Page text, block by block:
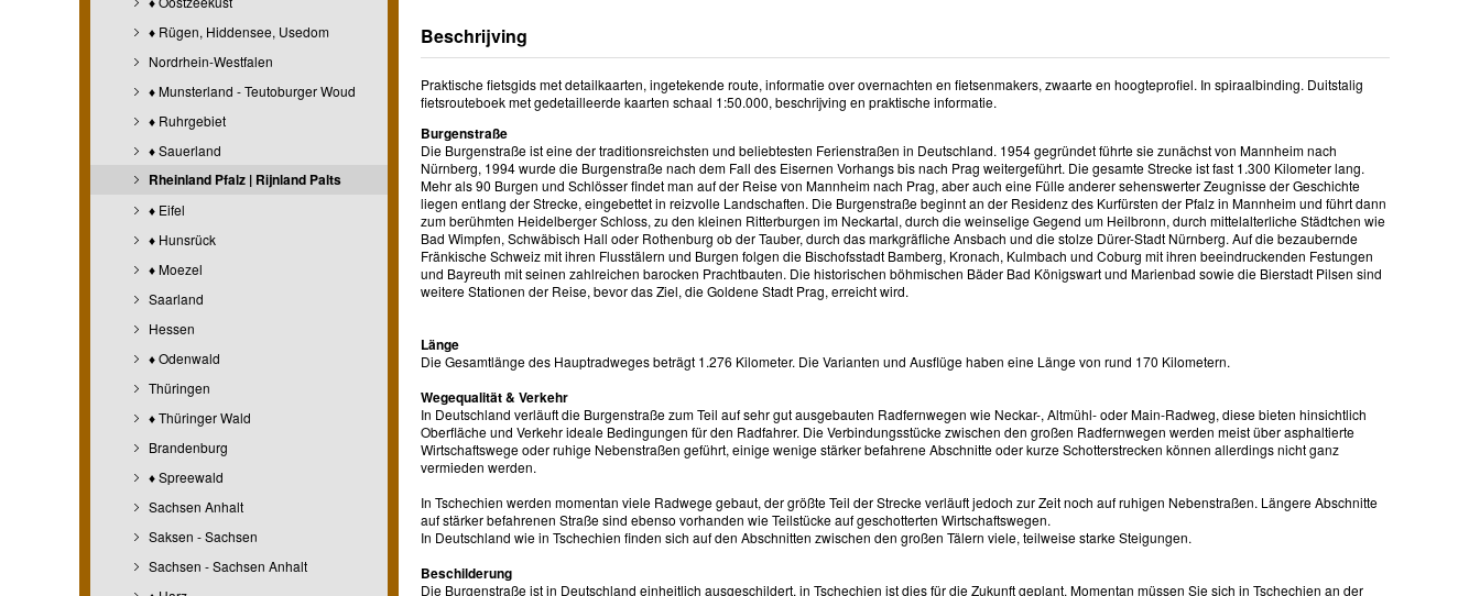
♦ Rügen, Hiddensee, Usedom
Nordrhein-Westfalen
♦ Munsterland - Teutoburger Woud
♦ Ruhrgebiet
♦ Sauerland
Rheinland Pfalz | Rijnland Palts
♦ Eifel
♦ Hunsrück
♦ Moezel
Saarland
Hessen
♦ Odenwald
Thüringen
♦ Thüringer Wald
Brandenburg
♦ Spreewald
Sachsen Anhalt
Saksen - Sachsen
Sachsen - Sachsen Anhalt
Beschrijving
Praktische fietsgids met detailkaarten, ingetekende route, informatie over overnachten en fietsenmakers, zwaarte en hoogteprofiel. In spiraalbinding. Duitstalig
fietsrouteboek met gedetailleerde kaarten schaal 1:50.000, beschrijving en praktische informatie.
Burgenstraße
Die Burgenstraße ist eine der traditionsreichsten und beliebtesten Ferienstraßen in Deutschland. 1954 gegründet führte sie zunächst von Mannheim nach
Nürnberg, 1994 wurde die Burgenstraße nach dem Fall des Eisernen Vorhangs bis nach Prag weitergeführt. Die gesamte Strecke ist fast 1.300 Kilometer lang.
Mehr als 90 Burgen und Schlösser findet man auf der Reise von Mannheim nach Prag, aber auch eine Fülle anderer sehenswerter Zeugnisse der Geschichte
liegen entlang der Strecke, eingebettet in reizvolle Landschaften. Die Burgenstraße beginnt an der Residenz des Kurfürsten der Pfalz in Mannheim und führt dann
zum berühmten Heidelberger Schloss, zu den kleinen Ritterburgen im Neckartal, durch die weinselige Gegend um Heilbronn, durch mittelalterliche Städtchen wie
Bad Wimpfen, Schwäbisch Hall oder Rothenburg ob der Tauber, durch das markgräfliche Ansbach und die stolze Dürer-Stadt Nürnberg. Auf die bezaubernde
Fränkische Schweiz mit ihren Flusstälern und Burgen folgen die Bischofsstadt Bamberg, Kronach, Kulmbach und Coburg mit ihren beeindruckenden Festungen
und Bayreuth mit seinen zahlreichen barocken Prachtbauten. Die historischen böhmischen Bäder Bad Königswart und Marienbad sowie die Bierstadt Pilsen sind
weitere Stationen der Reise, bevor das Ziel, die Goldene Stadt Prag, erreicht wird.
Länge
Die Gesamtlänge des Hauptradweges beträgt 1.276 Kilometer. Die Varianten und Ausflüge haben eine Länge von rund 170 Kilometern.
Wegequalität & Verkehr
In Deutschland verläuft die Burgenstraße zum Teil auf sehr gut ausgebauten Radfernwegen wie Neckar-, Altmühl- oder Main-Radweg, diese bieten hinsichtlich
Oberfläche und Verkehr ideale Bedingungen für den Radfahrer. Die Verbindungsstücke zwischen den großen Radfernwegen werden meist über asphaltierte
Wirtschaftswege oder ruhige Nebenstraßen geführt, einige wenige stärker befahrene Abschnitte oder kurze Schotterstrecken können allerdings nicht ganz
vermieden werden.
In Tschechien werden momentan viele Radwege gebaut, der größte Teil der Strecke verläuft jedoch zur Zeit noch auf ruhigen Nebenstraßen. Längere Abschnitte
auf stärker befahrenen Straße sind ebenso vorhanden wie Teilstücke auf geschotterten Wirtschaftswegen.
In Deutschland wie in Tschechien finden sich auf den Abschnitten zwischen den großen Tälern viele, teilweise starke Steigungen.
Beschilderung
Die Burgenstraße ist in Deutschland einheitlich ausgeschildert, in Tschechien ist dies für die Zukunft geplant. Momentan müssen Sie sich in Tschechien an der